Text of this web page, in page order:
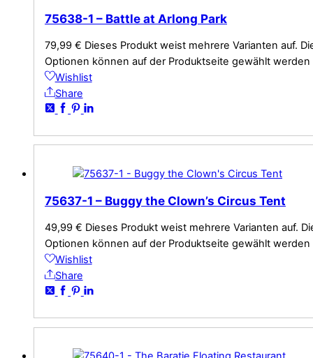
75638-1 – Battle at Arlong Park
79,99 € Dieses Produkt weist mehrere Varianten auf.
Optionen können auf der Produktseite gewählt werden
Wishlist
Share
75637-1 – Buggy the Clown’s Circus Tent
49,99 € Dieses Produkt weist mehrere Varianten auf.
Optionen können auf der Produktseite gewählt werden
Wishlist
Share